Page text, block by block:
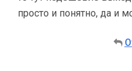
просто и понятно, да и